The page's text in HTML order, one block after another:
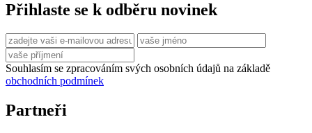
Přihlaste se k odběru novinek
Souhlasím se zpracováním svých osobních údajů na základě
obchodních podmínek
Partneři